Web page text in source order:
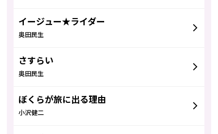
イージュー★ライダー
奥田民生
さすらい
奥田民生
ぼくらが旅に出る理由
小沢健二